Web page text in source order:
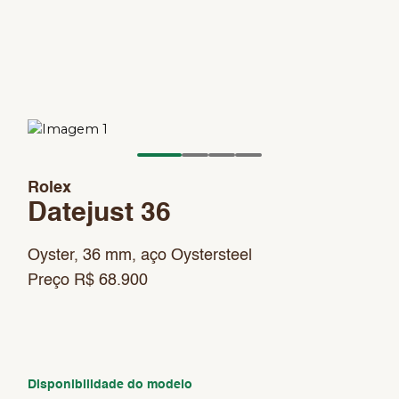
Rolex
Datejust 36
Oyster, 36 mm, aço Oystersteel
Preço R$ 68.900
Disponibilidade do modelo